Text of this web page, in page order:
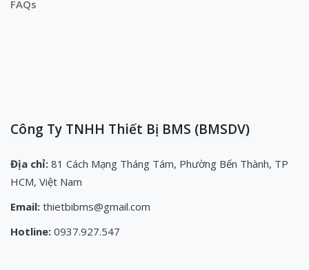
FAQs
Công Ty TNHH Thiết Bị BMS (BMSDV)
Địa chỉ: 81 Cách Mạng Tháng Tám, Phường Bến Thành, TP
HCM, Việt Nam
Email: thietbibms@gmail.com
Hotline: 0937.927.547